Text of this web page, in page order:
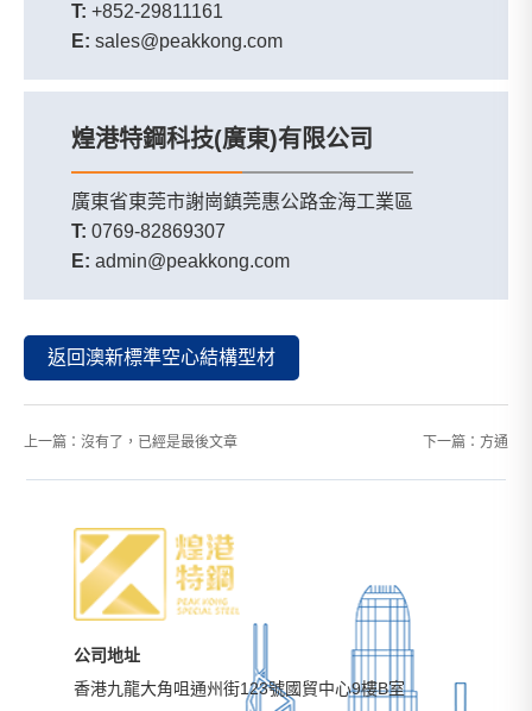
T: +852-29811161
E: sales@peakkong.com
煌港特鋼科技(廣東)有限公司
廣東省東莞市謝崗鎮莞惠公路金海工業區
T: 0769-82869307
E: admin@peakkong.com
返回澳新標準空心結構型材
上一篇：沒有了，已經是最後文章 下一篇： 方通
公司地址
香港九龍大角咀通州街123號國貿中心9樓B室